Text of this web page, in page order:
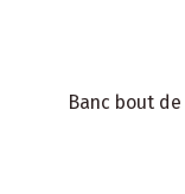
Banc bout